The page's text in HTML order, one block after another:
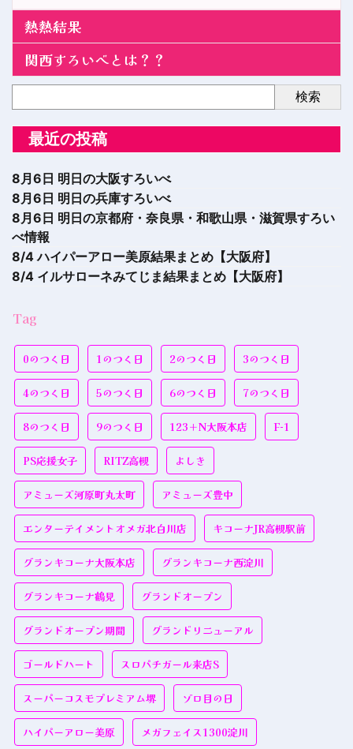
熱熱結果
関西すろいべとは？？
検索
最近の投稿
8月6日 明日の大阪すろいべ
8月6日 明日の兵庫すろいべ
8月6日 明日の京都府・奈良県・和歌山県・滋賀県すろい
べ情報
8/4 ハイパーアロー美原結果まとめ【大阪府】
8/4 イルサローネみてじま結果まとめ【大阪府】
Tag
0のつく日 1のつく日 2のつく日 3のつく日
4のつく日 5のつく日 6のつく日 7のつく日
8のつく日 9のつく日 123＋N大阪本店 F-1
PS応援女子 RITZ高槻 よしき
アミューズ河原町丸太町 アミューズ豊中
エンターテイメントオメガ北白川店 キコーナJR高槻駅前
グランキコーナ大阪本店 グランキコーナ西淀川
グランキコーナ鶴見 グランドオープン
グランドオープン期間 グランドリニューアル
ゴールドハート スロパチガール来店S
スーパーコスモプレミアム堺 ゾロ目の日
ハイパーアロー美原 メガフェイス1300淀川